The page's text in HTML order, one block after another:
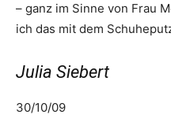
– ganz im Sinne von Frau
ich das mit dem
Julia Siebert
30/10/09